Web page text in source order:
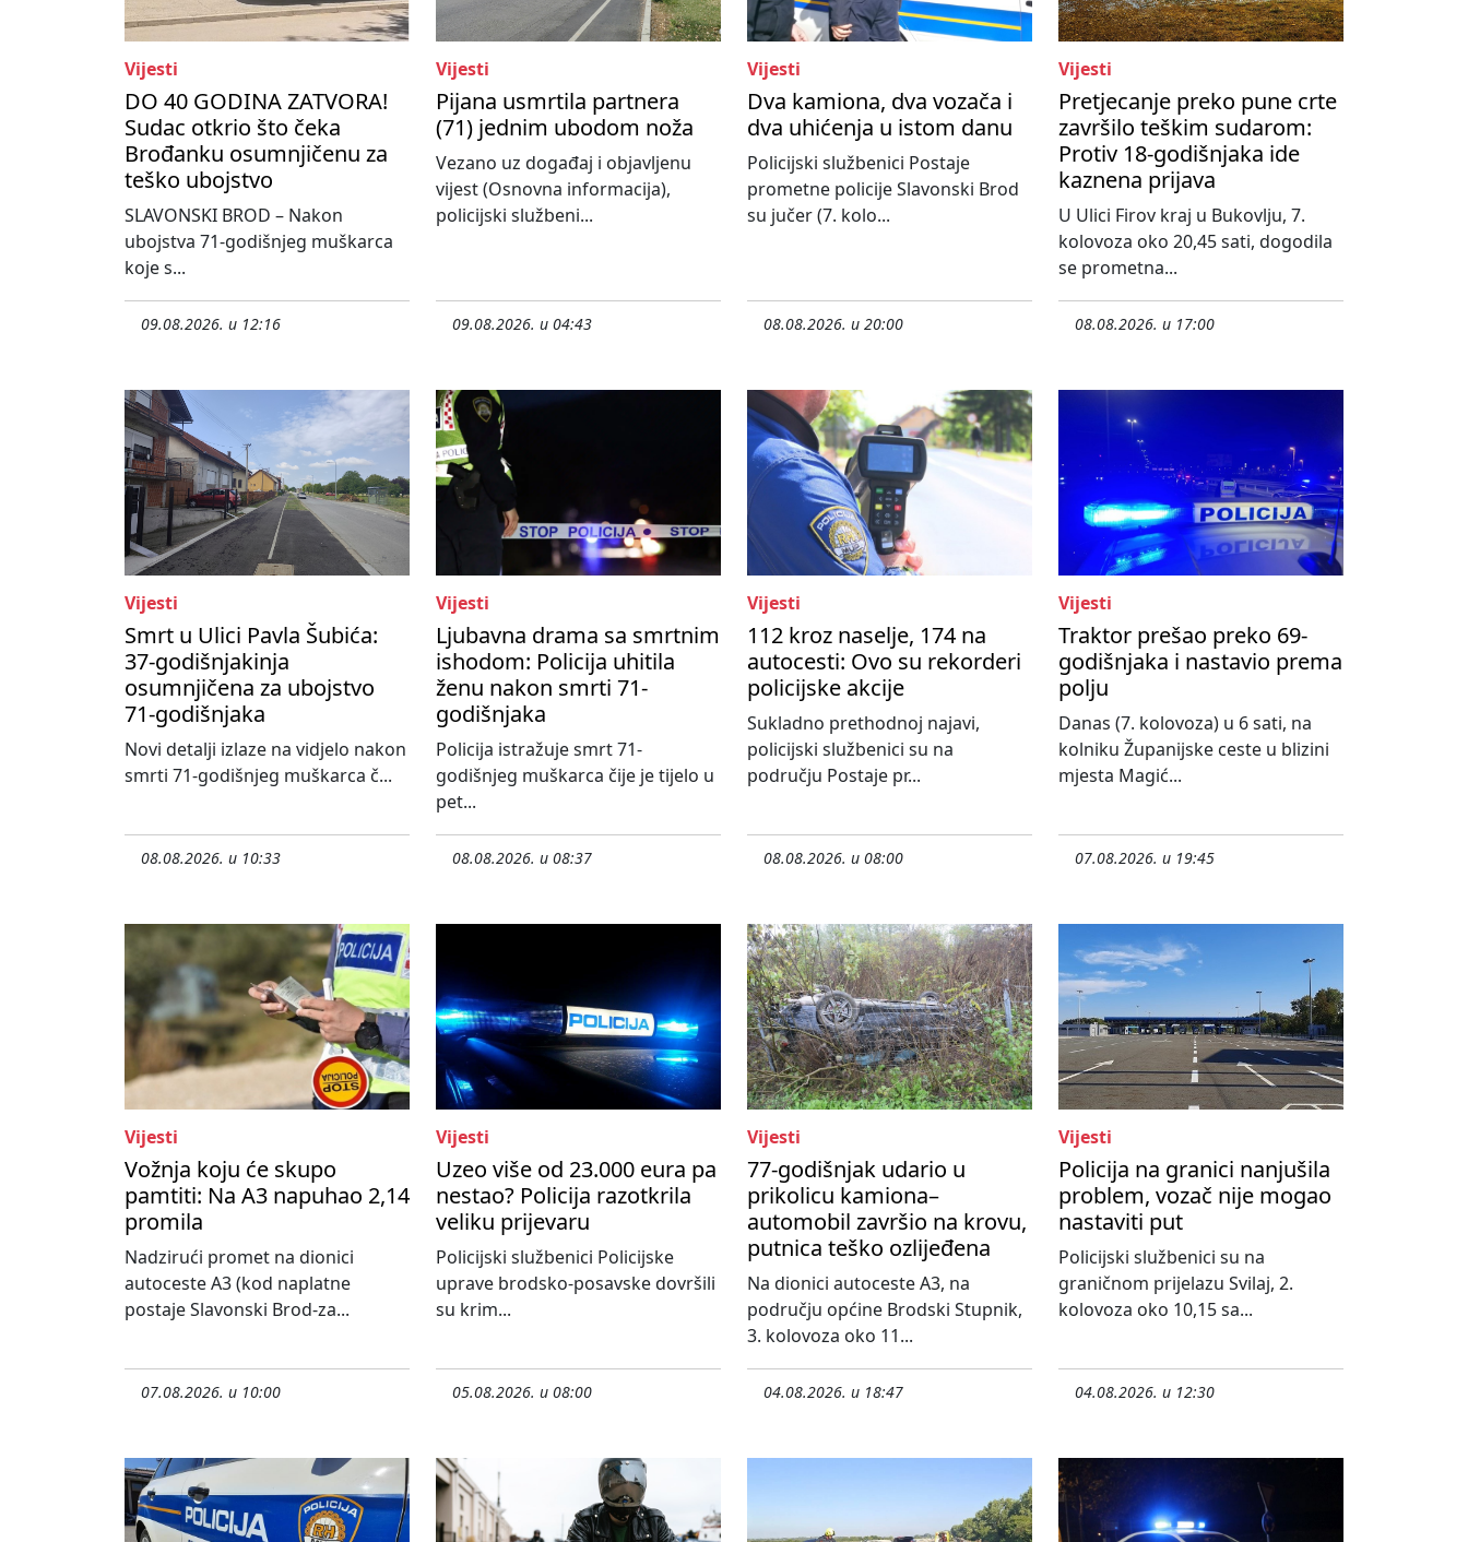
Vijesti
DO 40 GODINA ZATVORA!
Sudac otkrio što čeka
Brođanku osumnjičenu za
teško ubojstvo
SLAVONSKI BROD – Nakon
ubojstva 71-godišnjeg muškarca
koje s...
09.08.2026. u 12:16
Vijesti
Pijana usmrtila partnera
(71) jednim ubodom noža
Vezano uz događaj i objavljenu
vijest (Osnovna informacija),
policijski službeni...
09.08.2026. u 04:43
Vijesti
Dva kamiona, dva vozača i
dva uhićenja u istom danu
Policijski službenici Postaje
prometne policije Slavonski Brod
su jučer (7. kolo...
08.08.2026. u 20:00
Vijesti
Pretjecanje preko pune crte
završilo teškim sudarom:
Protiv 18-godišnjaka ide
kaznena prijava
U Ulici Firov kraj u Bukovlju, 7.
kolovoza oko 20,45 sati, dogodila
se prometna...
08.08.2026. u 17:00
Vijesti
Smrt u Ulici Pavla Šubića:
37-godišnjakinja
osumnjičena za ubojstvo
71-godišnjaka
Novi detalji izlaze na vidjelo nakon
smrti 71-godišnjeg muškarca č...
08.08.2026. u 10:33
Vijesti
Ljubavna drama sa smrtnim
ishodom: Policija uhitila
ženu nakon smrti 71-
godišnjaka
Policija istražuje smrt 71-
godišnjeg muškarca čije je tijelo u
pet...
08.08.2026. u 08:37
Vijesti
112 kroz naselje, 174 na
autocesti: Ovo su rekorderi
policijske akcije
Sukladno prethodnoj najavi,
policijski službenici su na
području Postaje pr...
08.08.2026. u 08:00
Vijesti
Traktor prešao preko 69-
godišnjaka i nastavio prema
polju
Danas (7. kolovoza) u 6 sati, na
kolniku Županijske ceste u blizini
mjesta Magić...
07.08.2026. u 19:45
Vijesti
Vožnja koju će skupo
pamtiti: Na A3 napuhao 2,14
promila
Nadzirući promet na dionici
autoceste A3 (kod naplatne
postaje Slavonski Brod-za...
07.08.2026. u 10:00
Vijesti
Uzeo više od 23.000 eura pa
nestao? Policija razotkrila
veliku prijevaru
Policijski službenici Policijske
uprave brodsko-posavske dovršili
su krim...
05.08.2026. u 08:00
Vijesti
77-godišnjak udario u
prikolicu kamiona–
automobil završio na krovu,
putnica teško ozlijeđena
Na dionici autoceste A3, na
području općine Brodski Stupnik,
3. kolovoza oko 11...
04.08.2026. u 18:47
Vijesti
Policija na granici nanjušila
problem, vozač nije mogao
nastaviti put
Policijski službenici su na
graničnom prijelazu Svilaj, 2.
kolovoza oko 10,15 sa...
04.08.2026. u 12:30